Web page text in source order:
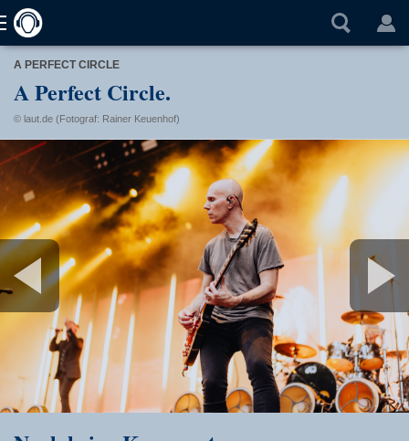
A PERFECT CIRCLE
A Perfect Circle.
© laut.de (Fotograf: Rainer Keuenhof)